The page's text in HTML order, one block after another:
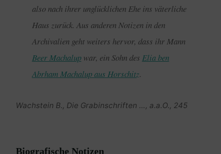
also nach ihrer unglücklichen Ehe ins väterliche
Haus zurück. Aus anderen Notizen in den
Archivalien geht weiters hervor, dass ihr Mann
Beer Machalup war, ein Sohn des Elia ben
Abrham Machalup aus Horschitz.
Wachstein B., Die Grabinschriften …, a.a.O., 245
Biografische Notizen